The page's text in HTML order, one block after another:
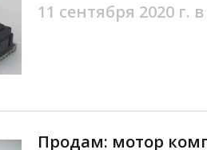
11 сентября 2020 г.
Продам: мотор